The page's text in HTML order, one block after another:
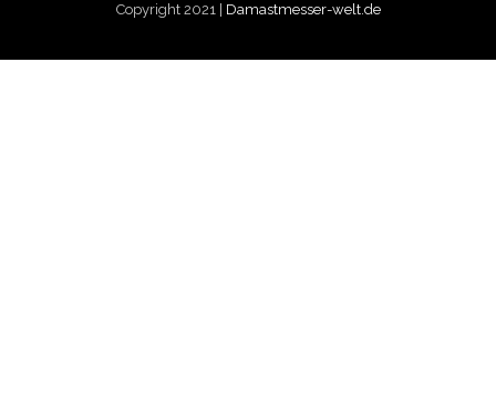
Copyright 2021 | Damastmesser-welt.de